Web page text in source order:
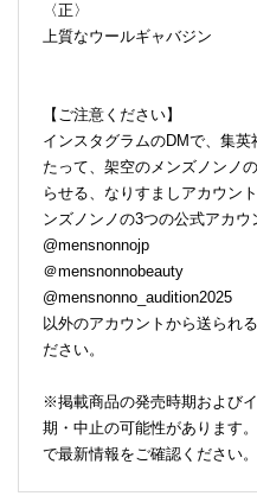
〈正〉
上質なウールギャバジン
【ご注意ください】
インスタグラムのDMで、集
たって、架空のメンズノンノ
らせる、なりすましアカウン
ンズノンノの3つの公式アカウ
@mensnonnojp
＠mensnonnobeauty
@mensnonno_audition2025
以外のアカウントから送られ
ださい。
※掲載商品の発売時期および
期・中止の可能性があります
で最新情報をご確認ください。